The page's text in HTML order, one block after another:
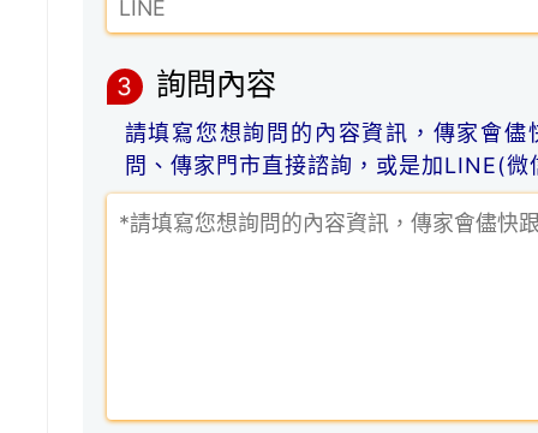
3 詢問內容
請填寫您想詢問的內容資訊，傳家會
問、傳家門市直接諮詢，或是加LINE(微